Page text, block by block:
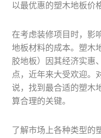
以最优惠的塑木地板价
在考虑装修项目时，影
地板材料的成本。塑木
胶地板）因其经济实惠
点，近年来大受欢迎。
说，找到最合适的塑木
算合理的关键。
了解市场上各种类型的